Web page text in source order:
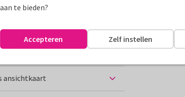
Groeten uit...
ansichtkaart
aan te bieden?
Zelf instellen
Accepteren